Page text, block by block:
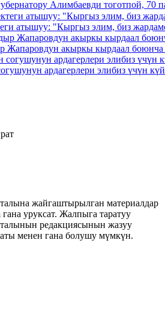
Алимбаевди тоготпой, 70
атышуу: "Кыргыз элим, биз
Жапаровдун акыркы кырдаал боюнча
ардагерлери элибиз үчүн
жайгаштырылган материалдар
уруксат. Жалпыга таратуу
редакциясынын жазуу
менен гана болушу мүмкүн.